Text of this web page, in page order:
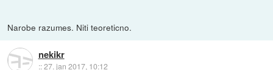
Narobe razumes. Niti teoreticno.
nekikr
::27. jan 2017, 10:12